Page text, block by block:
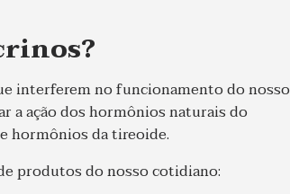
interferem no funcionamento do nosso
a ação dos hormônios naturais do
hormônios da tireoide.
produtos do nosso cotidiano: